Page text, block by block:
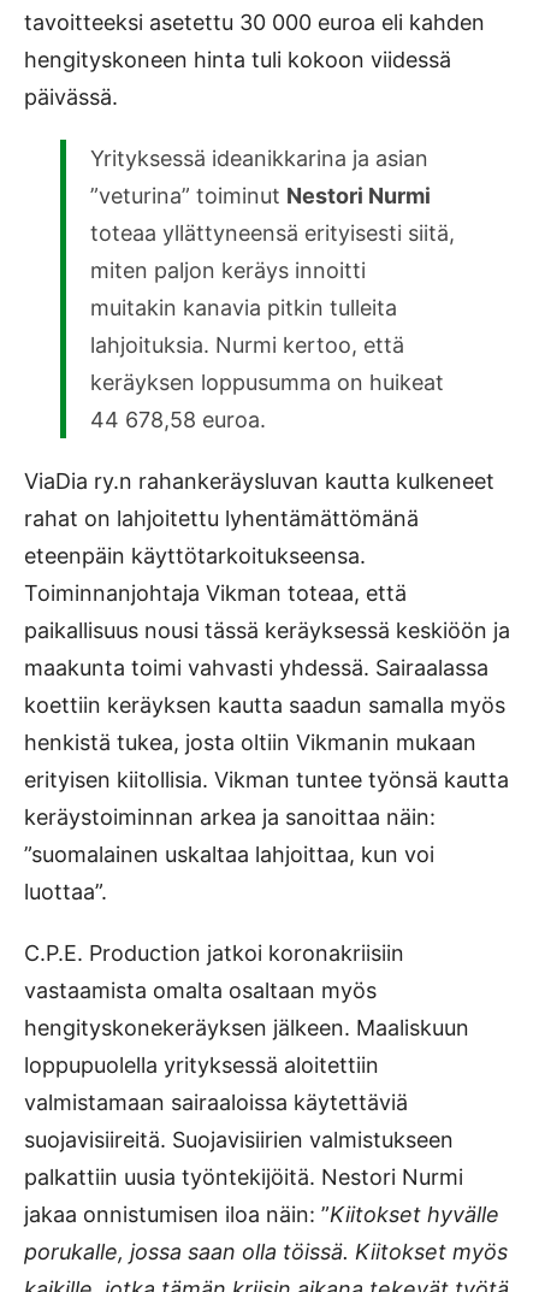
tavoitteeksi asetettu 30 000 euroa eli kahden
hengityskoneen hinta tuli kokoon viidessä
päivässä.
Yrityksessä ideanikkarina ja asian
”veturina” toiminut Nestori Nurmi
toteaa yllättyneensä erityisesti siitä,
miten paljon keräys innoitti
muitakin kanavia pitkin tulleita
lahjoituksia. Nurmi kertoo, että
keräyksen loppusumma on huikeat
44 678,58 euroa.
ViaDia ry.n rahankeräysluvan kautta kulkeneet
rahat on lahjoitettu lyhentämättömänä
eteenpäin käyttötarkoitukseensa.
Toiminnanjohtaja Vikman toteaa, että
paikallisuus nousi tässä keräyksessä keskiöön ja
maakunta toimi vahvasti yhdessä. Sairaalassa
koettiin keräyksen kautta saadun samalla myös
henkistä tukea, josta oltiin Vikmanin mukaan
erityisen kiitollisia. Vikman tuntee työnsä kautta
keräystoiminnan arkea ja sanoittaa näin:
”suomalainen uskaltaa lahjoittaa, kun voi
luottaa”.
C.P.E. Production jatkoi koronakriisiin
vastaamista omalta osaltaan myös
hengityskonekeräyksen jälkeen. Maaliskuun
loppupuolella yrityksessä aloitettiin
valmistamaan sairaaloissa käytettäviä
suojavisiireitä. Suojavisiirien valmistukseen
palkattiin uusia työntekijöitä. Nestori Nurmi
jakaa onnistumisen iloa näin: ”Kiitokset hyvälle
porukalle, jossa saan olla töissä. Kiitokset myös